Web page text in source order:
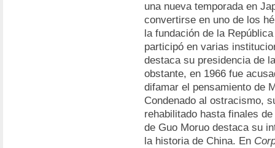
una nueva temporada en
convertirse en uno de los
la fundación de la
participó en varias
destaca su presidencia de
obstante, en 1966 fue
difamar el pensamiento de
Condenado al ostracismo,
rehabilitado hasta finales
de Guo Moruo destaca su
la historia de China. En